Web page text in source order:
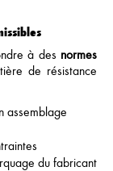
à des normes
de résistance
assemblage
du fabricant